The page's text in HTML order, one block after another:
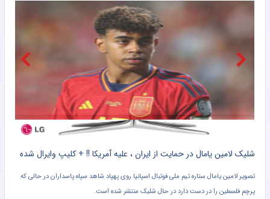
عکس | قیمت اسباب بازی‌های داخل تصویر کریستیانو رونالدو چند؟
در نازی‌آباد مشخص شد اکبر عبدی چقدر محبوب است/ روزنامه خبرورزشی پنج‌شنبه را ببینید
باشگاه خبرنگاران جوان ناکامی مجدد استقلال در باز کردن پنجره نقل و انتقالاتی
رحمتی: هدف ما ایستادن روی سکوی قهرمانی آسیاست/ برای اهتزاز پرچم ایران روی تخته می‌رویم
شلیک لامین یامال در حمایت از ایران ، علیه آمریکا !! + کلیپ وایرال شده
تصویر لامین یامال ستاره تیم ملی فوتبال اسپانیا روی پهپاد شاهد سپاه پاسداران در حالی که
پرچم فلسطین را در دست دارد در حال شلیک منتشر شده است.